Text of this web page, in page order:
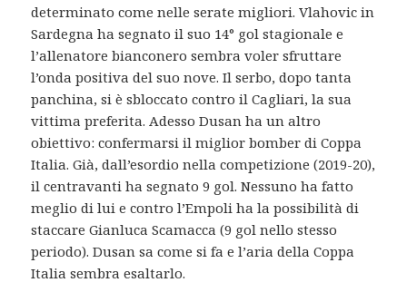
determinato come nelle serate migliori. Vlahovic in
Sardegna ha segnato il suo 14° gol stagionale e
l’allenatore bianconero sembra voler sfruttare
l’onda positiva del suo nove. Il serbo, dopo tanta
panchina, si è sbloccato contro il Cagliari, la sua
vittima preferita. Adesso Dusan ha un altro
obiettivo: confermarsi il miglior bomber di Coppa
Italia. Già, dall’esordio nella competizione (2019-20),
il centravanti ha segnato 9 gol. Nessuno ha fatto
meglio di lui e contro l’Empoli ha la possibilità di
staccare Gianluca Scamacca (9 gol nello stesso
periodo). Dusan sa come si fa e l’aria della Coppa
Italia sembra esaltarlo.